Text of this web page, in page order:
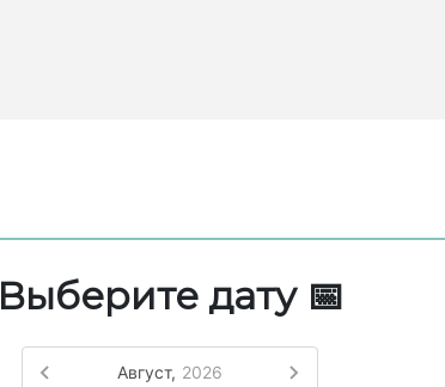
Выберите дату 📅
Август, 2026